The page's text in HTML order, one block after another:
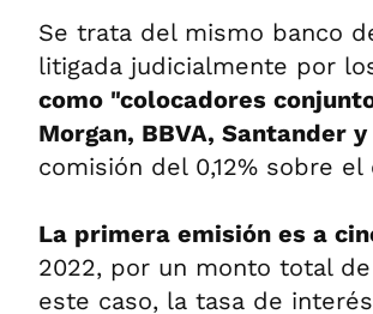
Se trata del mismo banco
litigada judicialmente por
como "colocadores
Morgan, BBVA, Santander
comisión del 0,12% sobre
La primera emisión es a
2022, por un monto total
este caso, la tasa de